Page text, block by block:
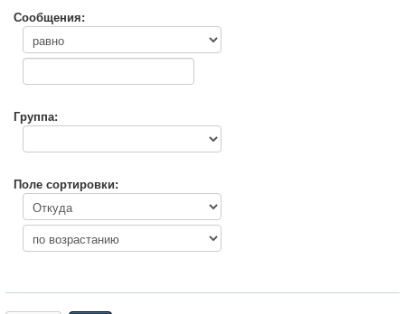
Сообщения:
Группа:
Поле сортировки: